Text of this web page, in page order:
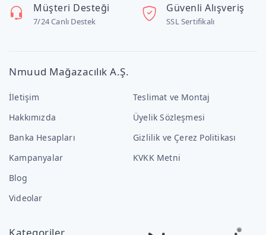
Müşteri Desteği
7/24 Canlı Destek
Güvenli Alışveriş
SSL Sertifikalı
Nmuud Mağazacılık A.Ş.
İletişim
Hakkımızda
Banka Hesapları
Kampanyalar
Blog
Videolar
Teslimat ve Montaj
Üyelik Sözleşmesi
Gizlilik ve Çerez Politikası
KVKK Metni
Kategoriler